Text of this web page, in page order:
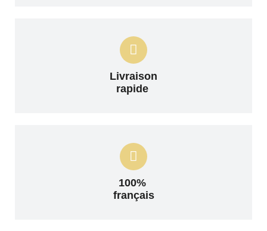
Livraison
rapide
100%
français